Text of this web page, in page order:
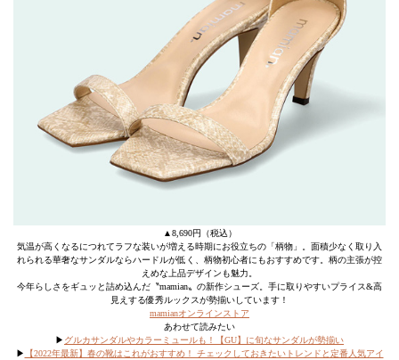
▲8,690円（税込）
気温が高くなるにつれてラフな装いが増える時期にお役立ちの「柄物」。面積少なく取り入
れられる華奢なサンダルならハードルが低く、柄物初心者にもおすすめです。柄の主張が控
えめな上品デザインも魅力。
今年らしさをギュッと詰め込んだ〝mamian〟の新作シューズ。手に取りやすいプライス&高
見えする優秀ルックスが勢揃いしています！
mamianオンラインストア
あわせて読みたい
▶︎ グルカサンダルやカラーミュールも！【GU】に旬なサンダルが勢揃い
▶︎
【2022年最新】春の靴はこれがおすすめ！ チェックしておきたいトレンドと定番人気アイ